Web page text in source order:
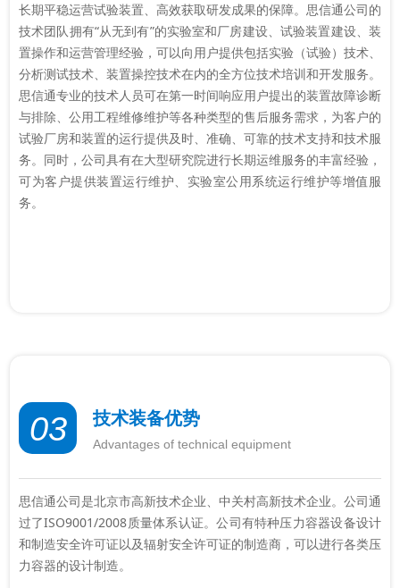
技术装备优势
Advantages of technical equipment
03
思信通公司是北京市高新技术企业、中关村高新技术企业。公司通
过了ISO9001/2008质量体系认证。公司有特种压力容器设备设计
和制造安全许可证以及辐射安全许可证的制造商，可以进行各类压
力容器的设计制造。
长期平稳运营试验装置、高效获取研发成果的保障。思信通公司的
技术团队拥有“从无到有”的实验室和厂房建设、试验装置建设、装
置操作和运营管理经验，可以向用户提供包括实验（试验）技术、
分析测试技术、装置操控技术在内的全方位技术培训和开发服务。
思信通专业的技术人员可在第一时间响应用户提出的装置故障诊断
与排除、公用工程维修维护等各种类型的售后服务需求，为客户的
试验厂房和装置的运行提供及时、准确、可靠的技术支持和技术服
务。同时，公司具有在大型研究院进行长期运维服务的丰富经验，
可为客户提供装置运行维护、实验室公用系统运行维护等增值服
务。